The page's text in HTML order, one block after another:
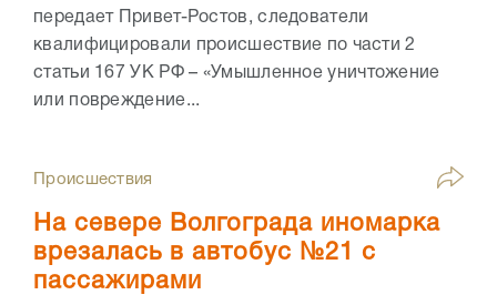
передает Привет-Ростов, следователи
квалифицировали происшествие по части 2
статьи 167 УК РФ – «Умышленное уничтожение
или повреждение...
Происшествия
На севере Волгограда иномарка
врезалась в автобус №21 с
пассажирами